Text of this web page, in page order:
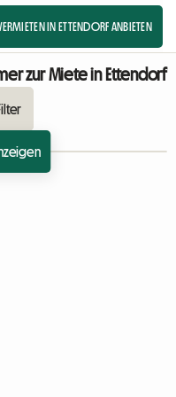
IN ETTENDORF ANBIETEN
zur Miete in Ettendorf